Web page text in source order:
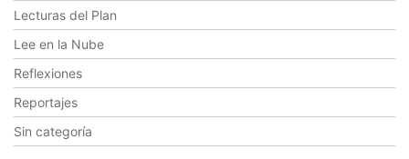
Lecturas del Plan
Lee en la Nube
Reflexiones
Reportajes
Sin categoría